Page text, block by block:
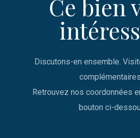
Ce bien
Discutons-en ensemble.
Retrouvez nos coordonnées
bouton ci-